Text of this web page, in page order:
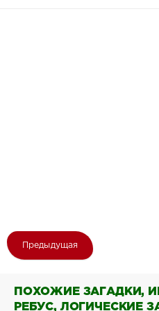
Предыдущая
ПОХОЖИЕ ЗАГАДКИ,
РЕБУС, ЛОГИЧЕСКИЕ